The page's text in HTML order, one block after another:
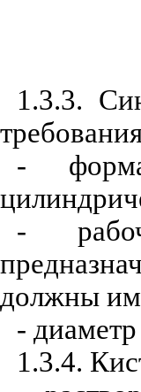
1.3.3.
-
-
должны
-
1.3.4.